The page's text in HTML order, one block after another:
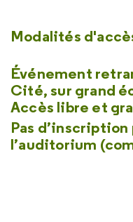
Modalités
Événement
Cité, sur grand
Accès libre et
Pas
l’auditorium